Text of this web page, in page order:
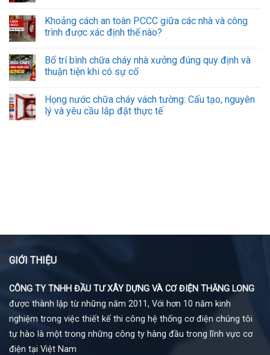
Khoảng cách an toàn PCCC giữa các nhà và công
trình được xác định thế nào?
Bố trí bình chữa cháy nhà xưởng đúng quy định và
thuận tiện khi có sự cố
Họng nước chữa cháy vách tường: Cấu tạo, nguyên
lý và yêu cầu lắp đặt thực tế
GIỚI THIỆU
CÔNG TY TNHH ĐẦU TƯ XÂY DỰNG VÀ CƠ ĐIỆN THĂNG LONG
được thành lập từ những năm 2011, Với hơn 10 năm kinh
nghiệm trong việc thiết kế thi công hệ thống cơ điện chúng tôi
tự hào là một trong những công ty hàng đầu trong lĩnh vực cơ
điện tại Việt Nam